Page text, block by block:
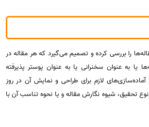
را بررسی کرده و تصمیم می‌گیرد که هر مقاله در
یا به عنوان سخنرانی یا به عنوان پوستر پذیرفته
لازم برای طراحی و نمایش آن در روز
شیوه نگارش مقاله و یا نحوه تناسب آن با